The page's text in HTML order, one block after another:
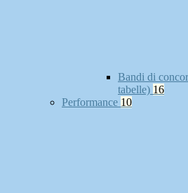
Bandi di
tabelle) 16
Performance 10